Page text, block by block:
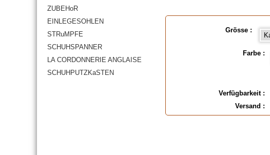
ZUBEHoR
EINLEGESOHLEN
STRuMPFE
SCHUHSPANNER
LA CORDONNERIE ANGLAISE
SCHUHPUTZKaSTEN
Grösse :
Farbe :
Verfügbarkeit :
Versand :